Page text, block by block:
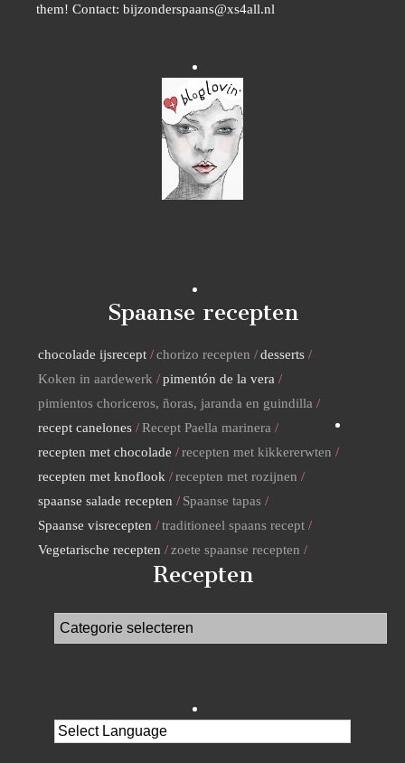
them! Contact: bijzonderspaans@xs4all.nl
Spaanse recepten
chocolade ijsrecept chorizo recepten
desserts
Koken in aardewerk
pimentón de la vera
pimientos choriceros, ñoras, jaranda en guindilla
recept canelones
Recept Paella marinera
recepten met chocolade
recepten met kikkererwten
recepten met knoflook
recepten met rozijnen
spaanse salade recepten
Spaanse tapas
Spaanse visrecepten
traditioneel spaans recept
Vegetarische recepten
zoete spaanse recepten
Recepten